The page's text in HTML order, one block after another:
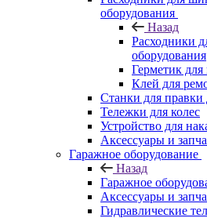
оборудования
Назад
Расходники
оборудования
Герметик
Клей для
Станки для правки
Тележки для колес
Устройство для
Аксессуары и
Гаражное оборудование
Назад
Гаражное
Аксессуары и
Гидравлические